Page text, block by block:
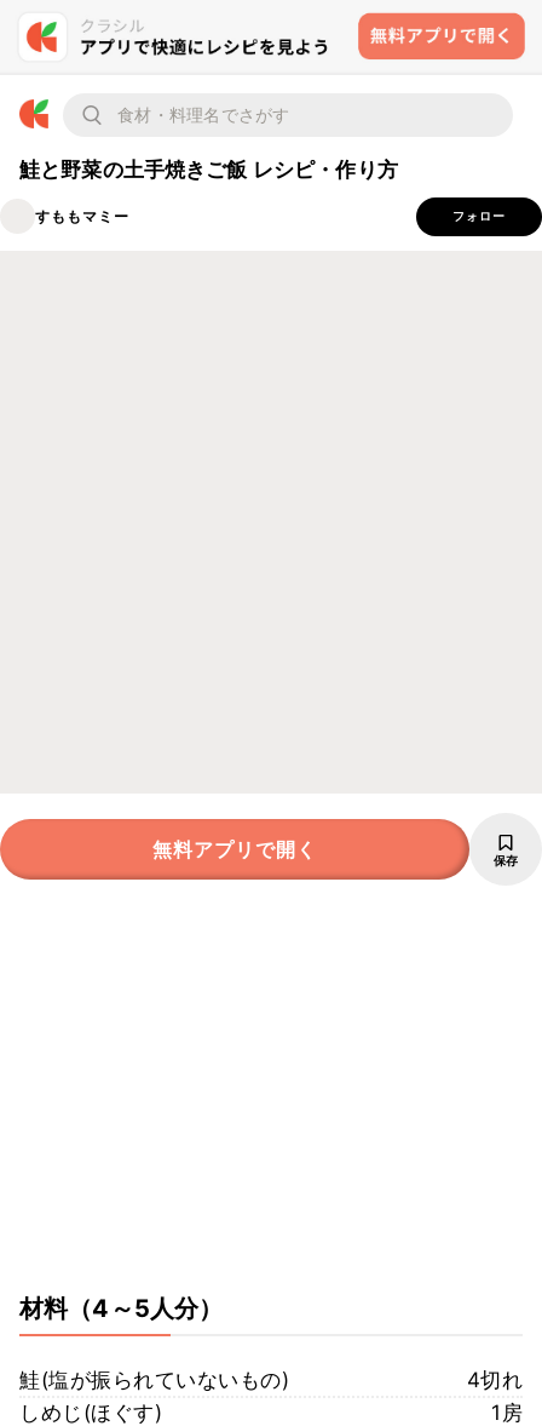
鮭と野菜の土手焼きご飯 レシピ・作り方
すももマミー フォロー
無料アプリで開く 保存
材料（4～5人分）
鮭(塩が振られていないもの)
4切れ
しめじ(ほぐす)
1房